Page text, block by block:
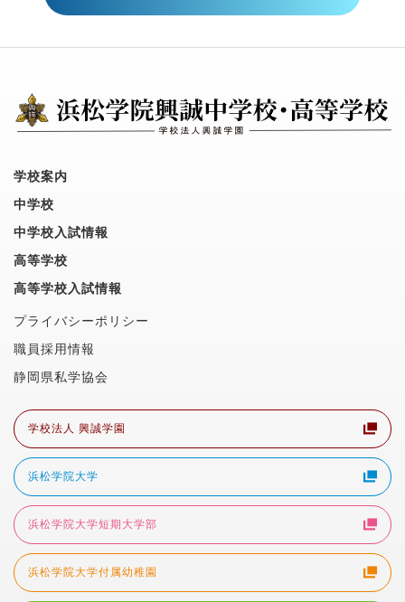
学校案内
中学校
中学校入試情報
高等学校
高等学校入試情報
プライバシーポリシー
職員採用情報
静岡県私学協会
学校法人 興誠学園
浜松学院大学
浜松学院大学短期大学部
浜松学院大学付属幼稚園